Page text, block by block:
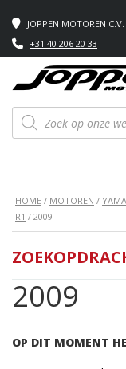
JOPPEN MOTOREN
+31 40 206 20 33
Producten
zoeken
HOME / MOTOREN /
R1 / 2009
2009
OP DIT MOMENT